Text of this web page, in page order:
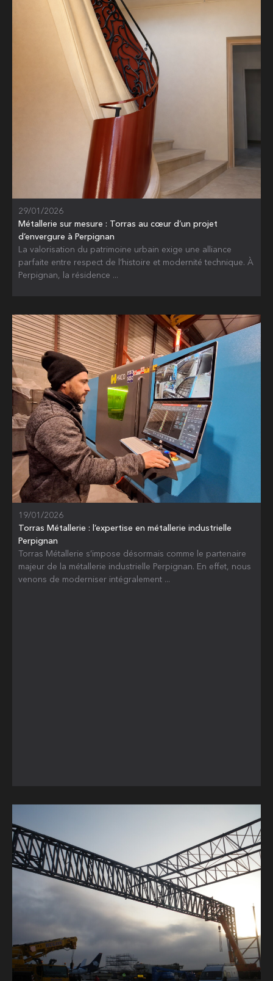
29/01/2026
Métallerie sur mesure : Torras au cœur d’un projet
d’envergure à Perpignan
La valorisation du patrimoine urbain exige une alliance
parfaite entre respect de l’histoire et modernité technique. À
Perpignan, la résidence ...
19/01/2026
Torras Métallerie : l’expertise en métallerie industrielle
Perpignan
Torras Métallerie s’impose désormais comme le partenaire
majeur de la métallerie industrielle Perpignan. En effet, nous
venons de moderniser intégralement ...